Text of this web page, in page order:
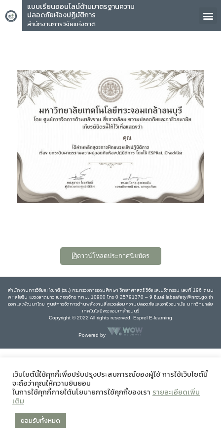
แบบเรียนออนไลน์ด้านมาตรฐานความ
ปลอดภัยห้องปฏิบัติการ
สำนักงานการวิจัยแห่งชาติ
คุณ
ดาวน์โหลดประกาศนียบัตร
สำนักงานการวิจัยแห่งชาติ (วช.) กระทรวงการอุดมศึกษา วิทยาศาสตร์ วิจัยและนวัตกรรม เลขที่ 196 ถนน
พหลโยธิน แขวงลาดยาว เขตจตุจักร กทม. 10900 โทร 0 25791370 – 9 อีเมล์ labsafety@nrct.go.th
ออกและพัฒนาโดย ศูนย์การจัดการด้านพลังงานสิ่งแวดล้อมความปลอดภัยและอาชีวอนามัย มหาวิทยาลัย
เทคโนโลยีพระจอมเกล้าธนบุรี
Copyright © 2022 All rights reserved, Esprel E-learning
Powered by
เว็บไซต์นี้ใช้คุกกี้เพื่อปรับปรุงประสบการณ์ของผู้ใช้ การใช้เว็บไซต์นี้
จะถือว่าคุณให้ความยินยอม
ในการใช้คุกกี้ภายใต้นโยบายการใช้คุกกี้ของเรา รายละเอียดเพิ่ม
เติม
ยอมรับทั้งหมด